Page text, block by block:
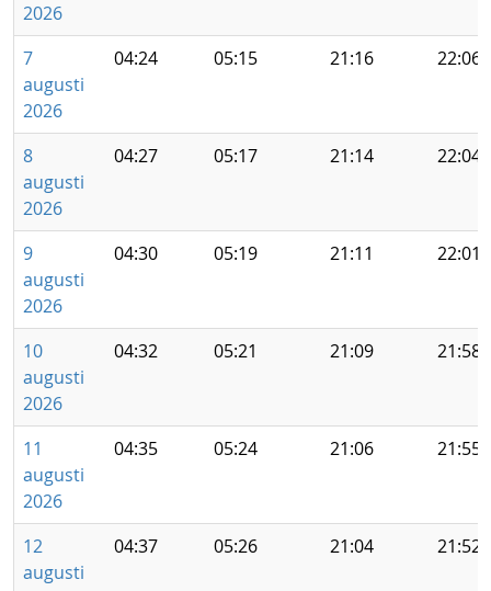
2026
7
augusti
2026
04:24 05:15 21:16 22:06
8
augusti
2026
04:27 05:17 21:14 22:04
9
augusti
2026
04:30 05:19 21:11 22:01
10
augusti
2026
04:32 05:21 21:09 21:58
11
augusti
2026
04:35 05:24 21:06 21:55
12
augusti
04:37 05:26 21:04 21:52